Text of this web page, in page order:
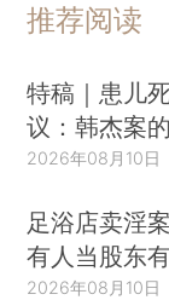
推荐阅读
特稿｜患儿
议：韩杰案
2026年08月10日
足浴店卖淫
有人当股东
2026年08月10日